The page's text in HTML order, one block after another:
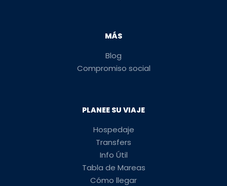
MÁS
Blog
Compromiso social
PLANEE SU VIAJE
Hospedaje
Transfers
Info Útil
Tabla de Mareas
Cómo llegar